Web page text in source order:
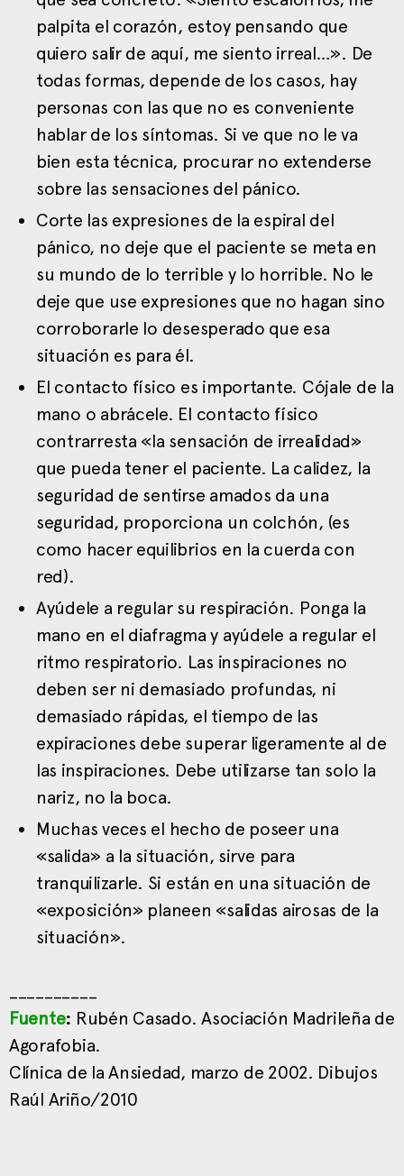
palpita el corazón, estoy pensando que
quiero salir de aquí, me siento irreal…». De
todas formas, depende de los casos, hay
personas con las que no es conveniente
hablar de los síntomas. Si ve que no le va
bien esta técnica, procurar no extenderse
sobre las sensaciones del pánico.
Corte las expresiones de la espiral del
pánico, no deje que el paciente se meta en
su mundo de lo terrible y lo horrible. No le
deje que use expresiones que no hagan sino
corroborarle lo desesperado que esa
situación es para él.
El contacto físico es importante. Cójale de la
mano o abrácele. El contacto físico
contrarresta «la sensación de irrealidad»
que pueda tener el paciente. La calidez, la
seguridad de sentirse amados da una
seguridad, proporciona un colchón, (es
como hacer equilibrios en la cuerda con
red).
Ayúdele a regular su respiración. Ponga la
mano en el diafragma y ayúdele a regular el
ritmo respiratorio. Las inspiraciones no
deben ser ni demasiado profundas, ni
demasiado rápidas, el tiempo de las
expiraciones debe superar ligeramente al de
las inspiraciones. Debe utilizarse tan solo la
nariz, no la boca.
Muchas veces el hecho de poseer una
«salida» a la situación, sirve para
tranquilizarle. Si están en una situación de
«exposición» planeen «salidas airosas de la
situación».
Fuente: Rubén Casado. Asociación Madrileña de
Agorafobia.
Clínica de la Ansiedad, marzo de 2002. Dibujos
Raúl Ariño/2010